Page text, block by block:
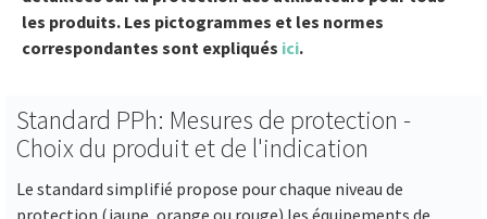
les produits. Les pictogrammes et les normes
correspondantes sont expliqués ici.
Standard PPh: Mesures de protection -
Choix du produit et de l'indication
Le standard simplifié propose pour chaque niveau de
protection (jaune, orange ou rouge) les équipements de